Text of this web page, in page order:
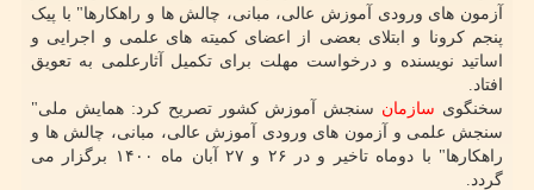
آزمون های ورودی آموزش عالی، مبانی، چالش ها و راهکارها" با پیک
پنجم کرونا و ابتلای بعضی از اعضای کمیته های علمی و اجرایی و
اساتید نویسنده و درخواست مهلت برای تکمیل آثارعلمی به تعویق
افتاد.
سخنگوی سازمان سنجش آموزش کشور تصریح کرد: همایش ملی"
سنجش علمی و آزمون های ورودی آموزش عالی، مبانی، چالش ها و
راهکارها" با دوماه تاخیر و در ۲۶ و ۲۷ آبان ماه ۱۴۰۰ برگزار می
گردد.